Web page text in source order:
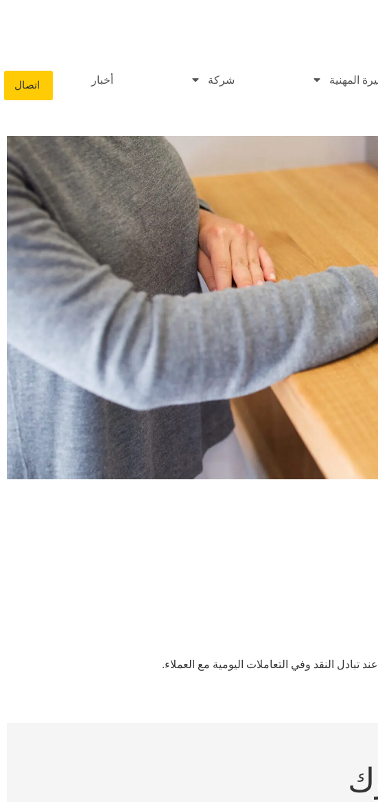
اتصال المهنية شركة أخبار
تبادل النقد وفي التعاملات اليومية مع العملاء.